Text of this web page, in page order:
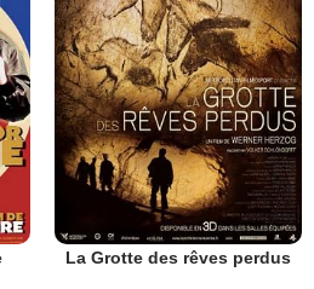
La Grotte des rêves perdus